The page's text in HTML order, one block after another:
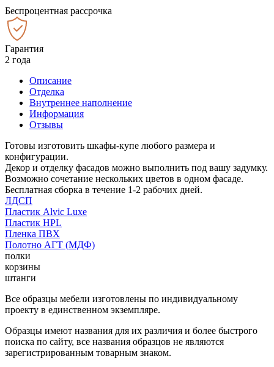
Беспроцентная рассрочка
Гарантия
2 года
Описание
Отделка
Внутреннее наполнение
Информация
Отзывы
Готовы изготовить шкафы-купе любого размера и
конфигурации.
Декор и отделку фасадов можно выполнить под вашу задумку.
Возможно сочетание нескольких цветов в одном фасаде.
Бесплатная сборка в течение 1-2 рабочих дней.
ЛДСП
Пластик Alvic Luxe
Пластик HPL
Пленка ПВХ
Полотно АГТ (МДФ)
полки
корзины
штанги
Все образцы мебели изготовлены по индивидуальному
проекту в единственном экземпляре.
Образцы имеют названия для их различия и более быстрого
поиска по сайту, все названия образцов не являются
зарегистрированным товарным знаком.